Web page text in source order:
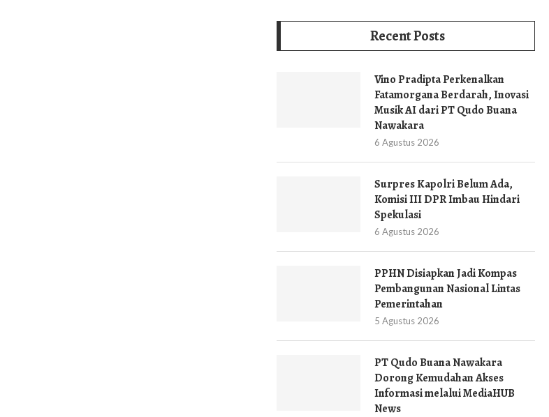
Recent Posts
Vino Pradipta Perkenalkan
Fatamorgana Berdarah, Inovasi
Musik AI dari PT Qudo Buana
Nawakara
6 Agustus 2026
Surpres Kapolri Belum Ada,
Komisi III DPR Imbau Hindari
Spekulasi
6 Agustus 2026
PPHN Disiapkan Jadi Kompas
Pembangunan Nasional Lintas
Pemerintahan
5 Agustus 2026
PT Qudo Buana Nawakara
Dorong Kemudahan Akses
Informasi melalui MediaHUB
News